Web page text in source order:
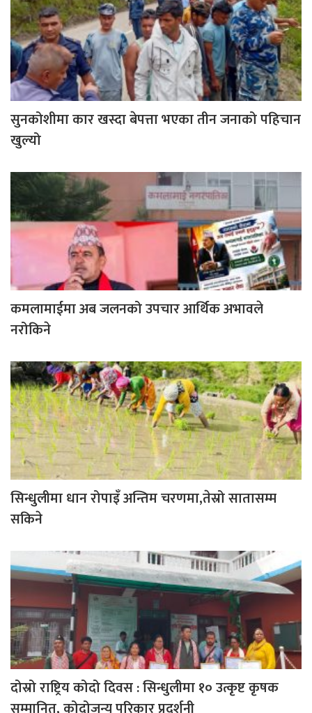
सुनकोशीमा कार खस्दा बेपत्ता भएका तीन जनाको पहिचान
खुल्यो
कमलामाईमा अब जलनको उपचार आर्थिक अभावले
नरोकिने
सिन्धुलीमा धान रोपाइँ अन्तिम चरणमा,तेस्रो सातासम्म
सकिने
दोस्रो राष्ट्रिय कोदो दिवस : सिन्धुलीमा १० उत्कृष्ट कृषक